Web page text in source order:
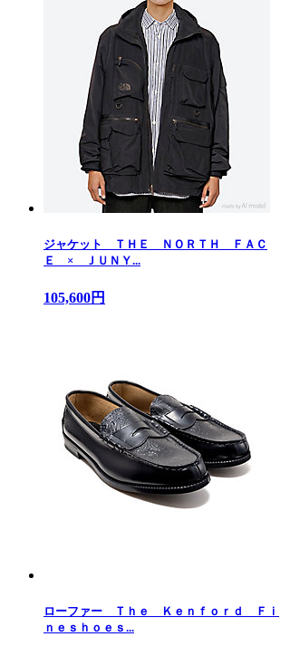
ジャケット ＴＨＥ ＮＯＲＴＨ ＦＡＣ
Ｅ × ＪＵＮＹ...
105,600円
ローファー Ｔｈｅ Ｋｅｎｆｏｒｄ Ｆｉ
ｎｅｓｈｏｅｓ...